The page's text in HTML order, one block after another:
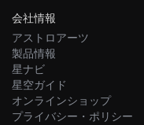
会社情報
アストロアーツ
製品情報
星ナビ
星空ガイド
オンラインショップ
プライバシー・ポリシー